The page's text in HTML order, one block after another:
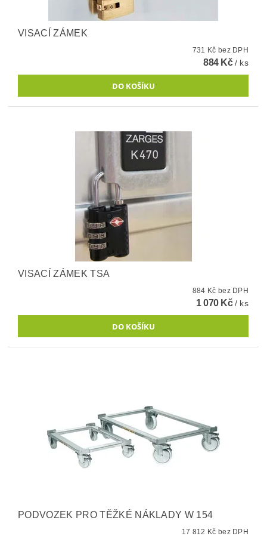
VISACÍ ZÁMEK
731 Kč bez DPH
884 Kč/ ks
VISACÍ ZÁMEK TSA
884 Kč bez DPH
1 070 Kč/ ks
PODVOZEK PRO TĚŽKÉ NÁKLADY W 154
17 812 Kč bez DPH